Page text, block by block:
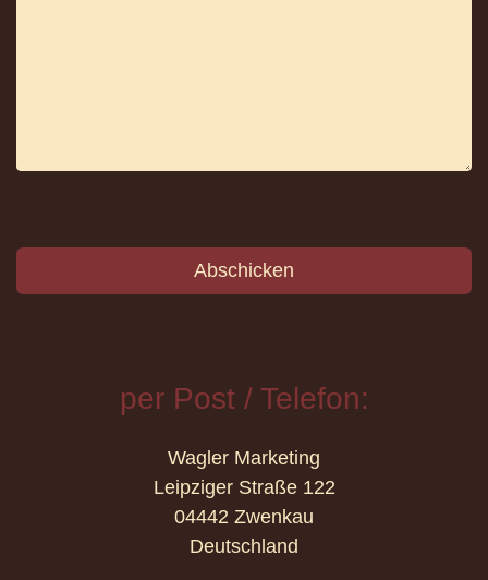
Abschicken
per Post / Telefon:
Wagler Marketing
Leipziger Straße 122
04442 Zwenkau
Deutschland